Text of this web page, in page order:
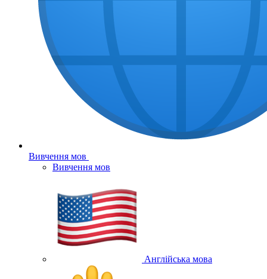
Вивчення мов
Вивчення мов
Англійська мова